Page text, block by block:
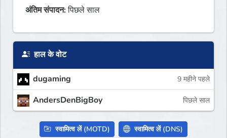
अंतिम संपादन:पिछले साल
हाल के वोट
dugaming 9 महीने पहले
AndersDenBigBoy पिछले साल
स्वामित्व लें (MOTD) स्वामित्व लें (DNS)